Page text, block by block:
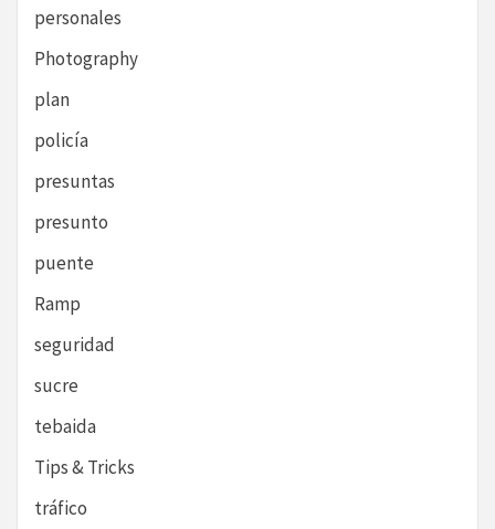
personales
Photography
plan
policía
presuntas
presunto
puente
Ramp
seguridad
sucre
tebaida
Tips & Tricks
tráfico